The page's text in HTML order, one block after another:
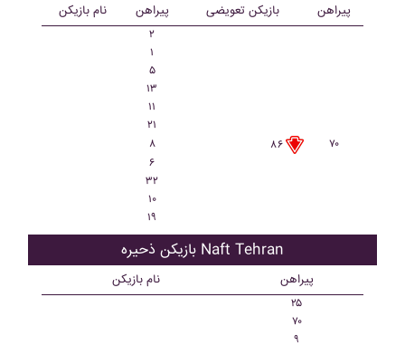
نام بازیکن پیراهن بازیکن تعویضی پیراهن
۲
۱
۵
۱۳
۱۱
۲۱
۸
۸۶
۷۰
۶
۳۲
۱۰
۱۹
بازیکن ذحیره Naft Tehran
نام بازیکن پیراهن
۲۵
۷۰
۹